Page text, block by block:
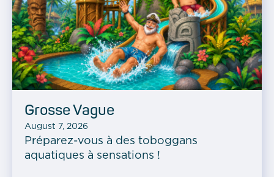
Grosse Vague
August 7, 2026
Préparez-vous à des toboggans
aquatiques à sensations !